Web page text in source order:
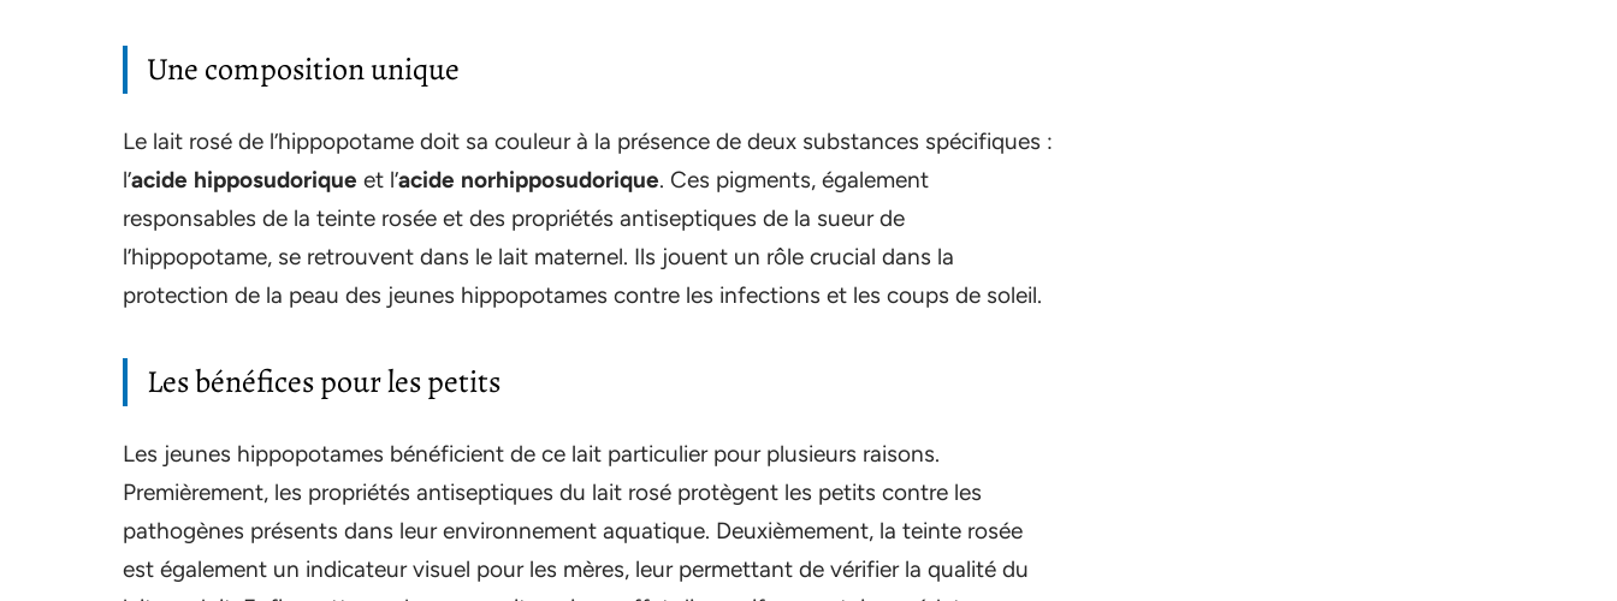
Une composition unique
Le lait rosé de l’hippopotame doit sa couleur à la présence de deux substances spécifiques :
l’acide hipposudorique et l’acide norhipposudorique. Ces pigments, également
responsables de la teinte rosée et des propriétés antiseptiques de la sueur de
l’hippopotame, se retrouvent dans le lait maternel. Ils jouent un rôle crucial dans la
protection de la peau des jeunes hippopotames contre les infections et les coups de soleil.
Les bénéfices pour les petits
Les jeunes hippopotames bénéficient de ce lait particulier pour plusieurs raisons.
Premièrement, les propriétés antiseptiques du lait rosé protègent les petits contre les
pathogènes présents dans leur environnement aquatique. Deuxièmement, la teinte rosée
est également un indicateur visuel pour les mères, leur permettant de vérifier la qualité du